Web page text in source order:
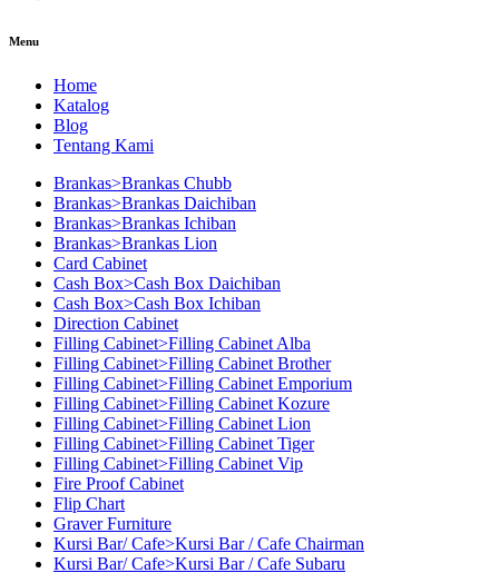
Menu
Home
Katalog
Blog
Tentang Kami
Brankas>Brankas Chubb
Brankas>Brankas Daichiban
Brankas>Brankas Ichiban
Brankas>Brankas Lion
Card Cabinet
Cash Box>Cash Box Daichiban
Cash Box>Cash Box Ichiban
Direction Cabinet
Filling Cabinet>Filling Cabinet Alba
Filling Cabinet>Filling Cabinet Brother
Filling Cabinet>Filling Cabinet Emporium
Filling Cabinet>Filling Cabinet Kozure
Filling Cabinet>Filling Cabinet Lion
Filling Cabinet>Filling Cabinet Tiger
Filling Cabinet>Filling Cabinet Vip
Fire Proof Cabinet
Flip Chart
Graver Furniture
Kursi Bar/ Cafe>Kursi Bar / Cafe Chairman
Kursi Bar/ Cafe>Kursi Bar / Cafe Subaru